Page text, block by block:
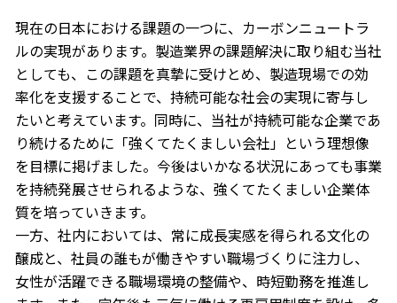
現在の日本における課題の一つに、カーボンニュートラ
ルの実現があります。製造業界の課題解決に取り組む当社
としても、この課題を真摯に受けとめ、製造現場での効
率化を支援することで、持続可能な社会の実現に寄与し
たいと考えています。同時に、当社が持続可能な企業であ
り続けるために「強くてたくましい会社」という理想像
を目標に掲げました。今後はいかなる状況にあっても事業
を持続発展させられるような、強くてたくましい企業体
質を培っていきます。
一方、社内においては、常に成長実感を得られる文化の
醸成と、社員の誰もが働きやすい職場づくりに注力し、
女性が活躍できる職場環境の整備や、時短勤務を推進し